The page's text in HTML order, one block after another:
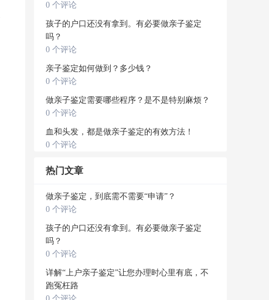
0 个评论
孩子的户口还没有拿到。有必要做亲子鉴定
吗？
0 个评论
亲子鉴定如何做到？多少钱？
0 个评论
做亲子鉴定需要哪些程序？是不是特别麻烦？
0 个评论
血和头发，都是做亲子鉴定的有效方法！
0 个评论
热门文章
做亲子鉴定，到底需不需要“申请”？
0 个评论
孩子的户口还没有拿到。有必要做亲子鉴定
吗？
0 个评论
详解“上户亲子鉴定”让您办理时心里有底，不
跑冤枉路